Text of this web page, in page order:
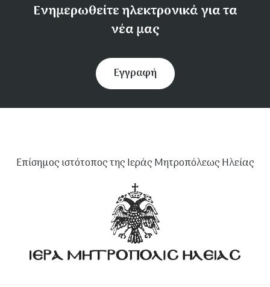
Ενημερωθείτε ηλεκτρονικά για τα
νέα μας
Εγγραφή
Επίσημος ιστότοπος της Ιεράς Μητροπόλεως Ηλείας